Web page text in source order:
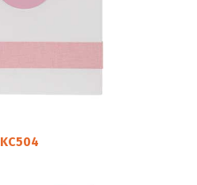
KC504